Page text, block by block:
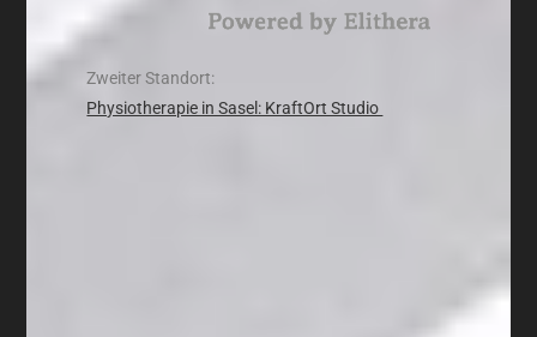
Zweiter Standort:
Physiotherapie in Sasel: KraftOrt Studio